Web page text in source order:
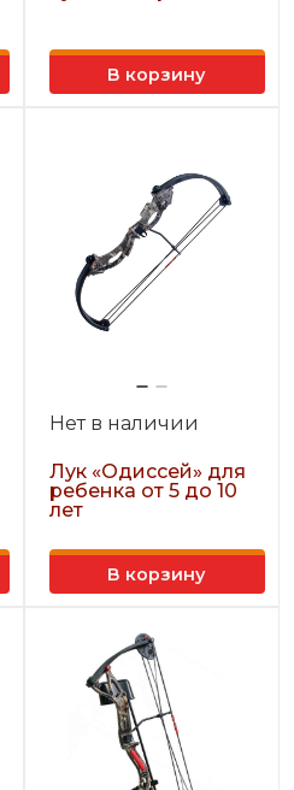
В корзину
Нет в наличии
Лук «Одиссей» для
ребенка от 5 до 10
лет
В корзину